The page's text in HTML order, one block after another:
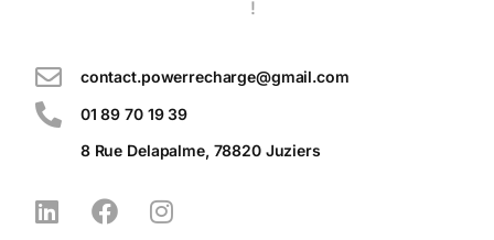
!
contact.powerrecharge@gmail.com
01 89 70 19 39
8 Rue Delapalme, 78820 Juziers